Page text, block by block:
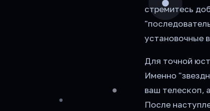
стремитесь
установочные
Для точной
Именно
ваш телескоп,
После